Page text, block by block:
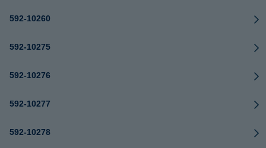
592-10260
592-10275
592-10276
592-10277
592-10278